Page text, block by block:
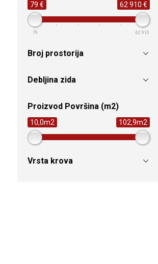
79 € 62 910 €
79 62 910
Broj prostorija
Debljina zida
Proizvod Površina (m2)
10,0m2 102,9m2
Vrsta krova